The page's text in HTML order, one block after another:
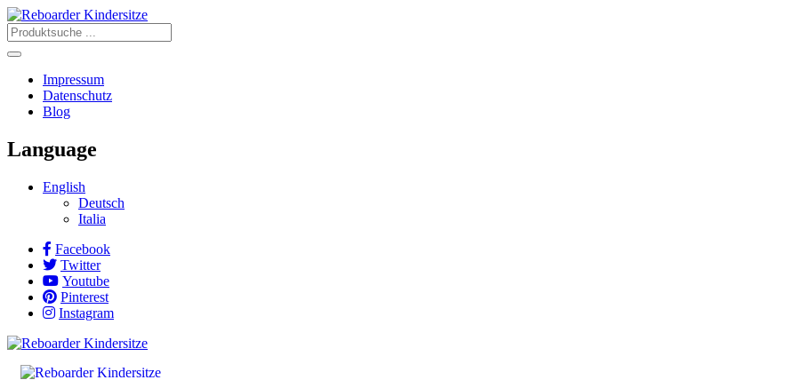
Impressum
Datenschutz
Blog
Language
English
Deutsch
Italia
Facebook
Twitter
Youtube
Pinterest
Instagram